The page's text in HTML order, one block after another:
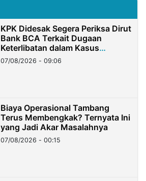
KPK Didesak Segera Periksa Dirut
Bank BCA Terkait Dugaan
Keterlibatan dalam Kasus
Hilangnya Dana Nasabah Rp2,58
Miliar
07/08/2026 - 09:06
Biaya Operasional Tambang
Terus Membengkak? Ternyata Ini
yang Jadi Akar Masalahnya
07/08/2026 - 00:15